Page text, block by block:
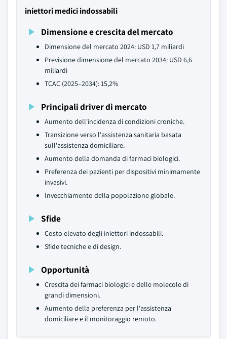
iniettori medici indossabili
Dimensione e crescita del mercato
Dimensione del mercato 2024: USD 1,7 miliardi
Previsione dimensione del mercato 2034: USD 6,6
miliardi
TCAC (2025–2034): 15,2%
Principali driver di mercato
Aumento dell'incidenza di condizioni croniche.
Transizione verso l'assistenza sanitaria basata
sull'assistenza domiciliare.
Aumento della domanda di farmaci biologici.
Preferenza dei pazienti per dispositivi minimamente
invasivi.
Invecchiamento della popolazione globale.
Sfide
Costo elevato degli iniettori indossabili.
Sfide tecniche e di design.
Opportunità
Crescita dei farmaci biologici e delle molecole di
grandi dimensioni.
Aumento della preferenza per l'assistenza
domiciliare e il monitoraggio remoto.